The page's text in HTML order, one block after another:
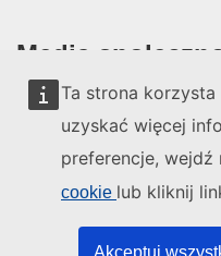
Ta strona
uzyskać więcej
preferencje, wejdź
cookie lub kliknij
Akceptuj
Media
Obserwuj UE w mediach
Instytucje i